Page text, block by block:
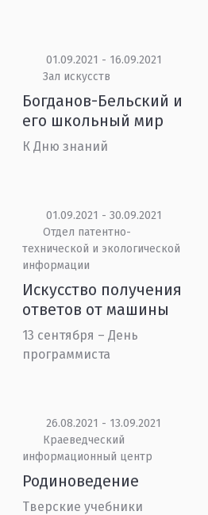
01.09.2021 - 16.09.2021
Зал искусств
Богданов-Бельский и
его школьный мир
К Дню знаний
01.09.2021 - 30.09.2021
Отдел патентно-
технической и экологической
информации
Искусство получения
ответов от машины
13 сентября – День
программиста
26.08.2021 - 13.09.2021
Краеведческий
информационный центр
Родиноведение
Тверские учебники